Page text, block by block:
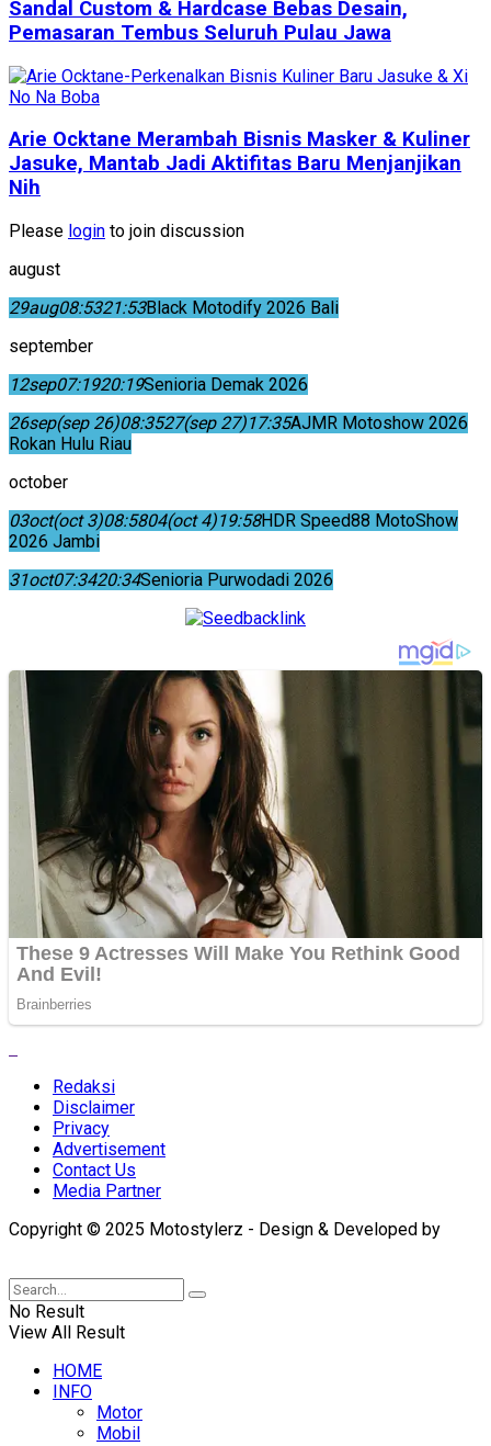
Sandal Custom & Hardcase Bebas Desain,
Pemasaran Tembus Seluruh Pulau Jawa
Arie Ocktane Merambah Bisnis Masker & Kuliner
Jasuke, Mantab Jadi Aktifitas Baru Menjanjikan
Nih
Please login to join discussion
august
29aug08:5321:53Black Motodify 2026 Bali
september
12sep07:1920:19Senioria Demak 2026
26sep(sep 26)08:3527(sep 27)17:35AJMR Motoshow 2026
Rokan Hulu Riau
october
03oct(oct 3)08:5804(oct 4)19:58HDR Speed88 MotoShow
2026 Jambi
31oct07:3420:34Senioria Purwodadi 2026
Redaksi
Disclaimer
Privacy
Advertisement
Contact Us
Media Partner
Copyright © 2025 Motostylerz - Design & Developed by
No Result
View All Result
HOME
INFO
Motor
Mobil